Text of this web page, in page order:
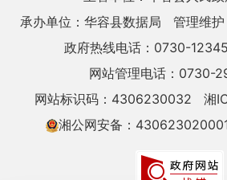
承办单位：华容县数据局
管理维
政府热线电话：0730-12345
网站管理电话：0730-
网站标识码：4306230032
湘
湘公网安备：